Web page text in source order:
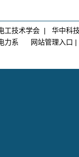
工技术学会 | 华中科
电力系
网站管理入口 |